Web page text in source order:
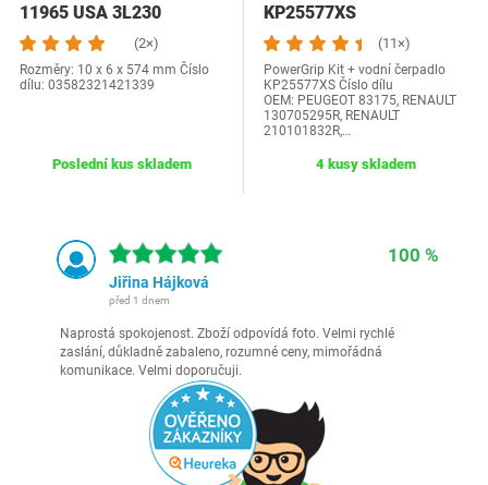
11965 USA 3L230
(2×)
Rozměry: 10 x 6 x 574 mm Číslo
dílu: 03582321421339
Poslední kus skladem
KP25577XS
(11×)
PowerGrip Kit + vodní čerpadlo
KP25577XS Číslo dílu
OEM: PEUGEOT 83175, RENAULT
130705295R, RENAULT
210101832R,…
4 kusy skladem
100 %
Jiřina Hájková
před 1 dnem
Naprostá spokojenost. Zboží odpovídá foto. Velmi rychlé
zaslání, důkladně zabaleno, rozumné ceny, mimořádná
komunikace. Velmi doporučuji.